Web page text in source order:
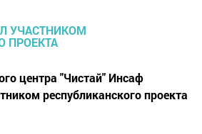
центра "Чистай" Инсаф
республиканского проекта